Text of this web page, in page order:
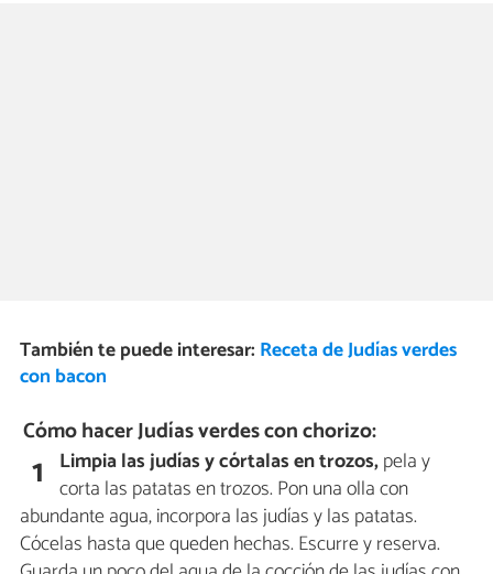
También te puede interesar: Receta de Judías verdes
con bacon
Cómo hacer Judías verdes con chorizo:
1 Limpia las judías y córtalas en trozos,pela y
corta las patatas en trozos. Pon una olla con
abundante agua, incorpora las judías y las patatas.
Cócelas hasta que queden hechas. Escurre y reserva.